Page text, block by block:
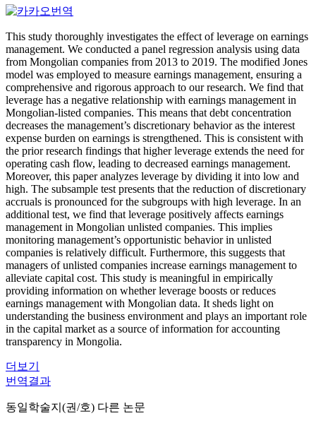
This study thoroughly investigates the effect of leverage on earnings
management. We conducted a panel regression analysis using data
from Mongolian companies from 2013 to 2019. The modified Jones
model was employed to measure earnings management, ensuring a
comprehensive and rigorous approach to our research. We find that
leverage has a negative relationship with earnings management in
Mongolian-listed companies. This means that debt concentration
decreases the management’s discretionary behavior as the interest
expense burden on earnings is strengthened. This is consistent with
the prior research findings that higher leverage extends the need for
operating cash flow, leading to decreased earnings management.
Moreover, this paper analyzes leverage by dividing it into low and
high. The subsample test presents that the reduction of discretionary
accruals is pronounced for the subgroups with high leverage. In an
additional test, we find that leverage positively affects earnings
management in Mongolian unlisted companies. This implies
monitoring management’s opportunistic behavior in unlisted
companies is relatively difficult. Furthermore, this suggests that
managers of unlisted companies increase earnings management to
alleviate capital cost. This study is meaningful in empirically
providing information on whether leverage boosts or reduces
earnings management with Mongolian data. It sheds light on
understanding the business environment and plays an important role
in the capital market as a source of information for accounting
transparency in Mongolia.
더보기
번역결과
동일학술지(권/호) 다른 논문